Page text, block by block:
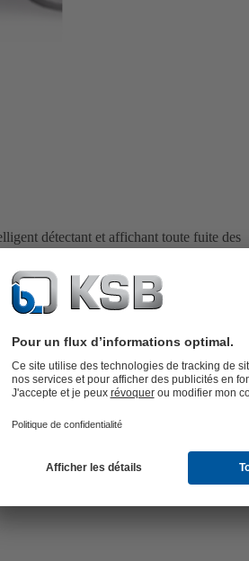
détectant et affichant toute fuite des
du taux de fuite et un module d'affichage.